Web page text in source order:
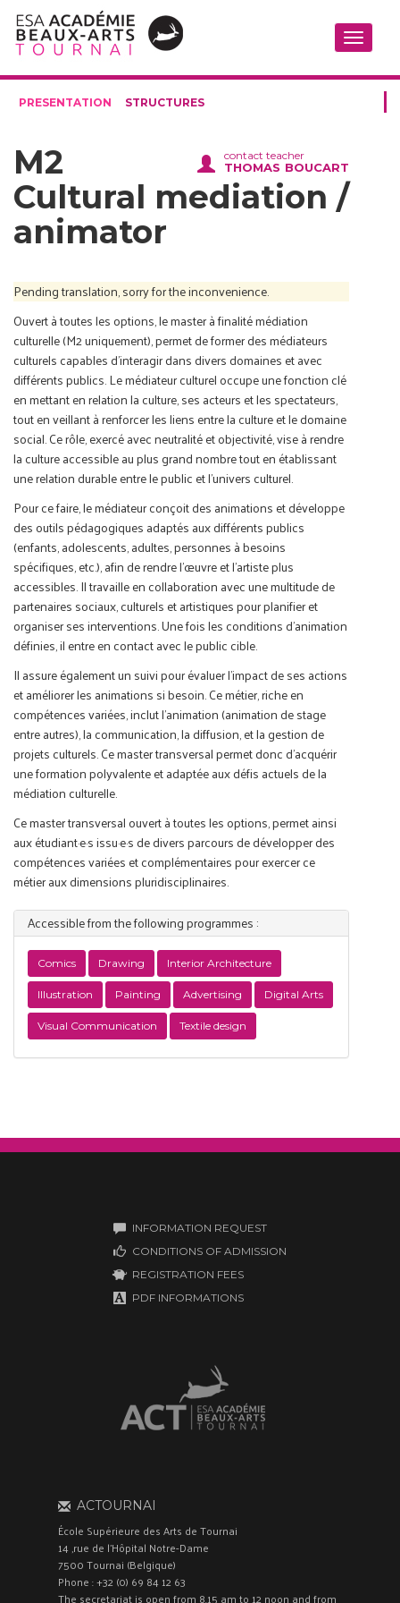
Toggle
PRESENTATION STRUCTURES
contact teacher
thomas boucart
M2
Cultural mediation /
animator
Pending translation, sorry for the inconvenience.
Ouvert à toutes les options, le master à finalité médiation
culturelle (M2 uniquement), permet de former des médiateurs
culturels capables d’interagir dans divers domaines et avec
différents publics. Le médiateur culturel occupe une fonction clé
en mettant en relation la culture, ses acteurs et les spectateurs,
tout en veillant à renforcer les liens entre la culture et le domaine
social. Ce rôle, exercé avec neutralité et objectivité, vise à rendre
la culture accessible au plus grand nombre tout en établissant
une relation durable entre le public et l’univers culturel.
Pour ce faire, le médiateur conçoit des animations et développe
des outils pédagogiques adaptés aux différents publics
(enfants, adolescents, adultes, personnes à besoins
spécifiques, etc.), afin de rendre l’œuvre et l’artiste plus
accessibles. Il travaille en collaboration avec une multitude de
partenaires sociaux, culturels et artistiques pour planifier et
organiser ses interventions. Une fois les conditions d’animation
définies, il entre en contact avec le public cible.
Il assure également un suivi pour évaluer l’impact de ses actions
et améliorer les animations si besoin. Ce métier, riche en
compétences variées, inclut l'animation (animation de stage
entre autres), la communication, la diffusion, et la gestion de
projets culturels. Ce master transversal permet donc d'acquérir
une formation polyvalente et adaptée aux défis actuels de la
médiation culturelle.
Ce master transversal ouvert à toutes les options, permet ainsi
aux étudiant·e·s issu·e·s de divers parcours de développer des
compétences variées et complémentaires pour exercer ce
métier aux dimensions pluridisciplinaires.
Accessible from the following programmes :
Comics Drawing Interior Architecture
Illustration Painting Advertising Digital Arts
Visual Communication Textile design
INFORMATION REQUEST
CONDITIONS OF ADMISSION
REGISTRATION FEES
PDF INFORMATIONS
ACTOURNAI
École Supérieure des Arts de Tournai
14 ,rue de l'Hôpital Notre-Dame
7500 Tournai (Belgique)
Phone : +32 (0) 69 84 12 63
The secretariat is open from 8.15 am to 12 noon and from